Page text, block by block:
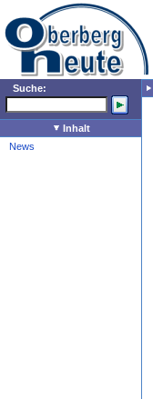
Suche:
Inhalt
News